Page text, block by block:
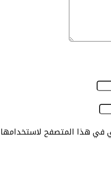
في هذا المتصفح